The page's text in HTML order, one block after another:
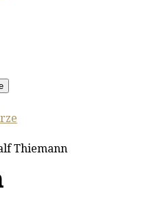
Thiemann